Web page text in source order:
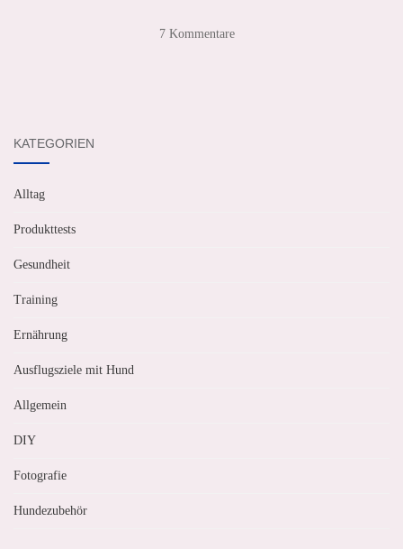
7 Kommentare
KATEGORIEN
Alltag
Produkttests
Gesundheit
Training
Ernährung
Ausflugsziele mit Hund
Allgemein
DIY
Fotografie
Hundezubehör